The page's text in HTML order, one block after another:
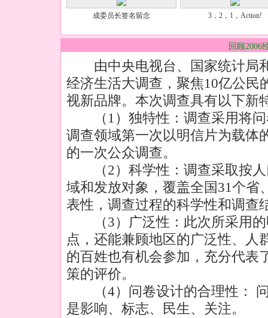
成委员长签名留念 3，2，1，Action!
回顾2006
由中央电视台、国家统计局和
经济生活大调查，聚焦10亿公民
视新品牌。本次调查具有以下新
（1）独特性：调查采用将问
调查领域第一次以明信片为载体
的一次公众调查。
（2）科学性：调查采取按人
域和发放对象，覆盖全国31个省
表性，调查过程的科学性和调查
（3）广泛性：此次所采用的
点，还能兼顾地区的广泛性、人
的百姓也有机会参加，充分代表
策的评价。
（4）问卷设计的合理性： 问
是影响、标志、民生、关注。